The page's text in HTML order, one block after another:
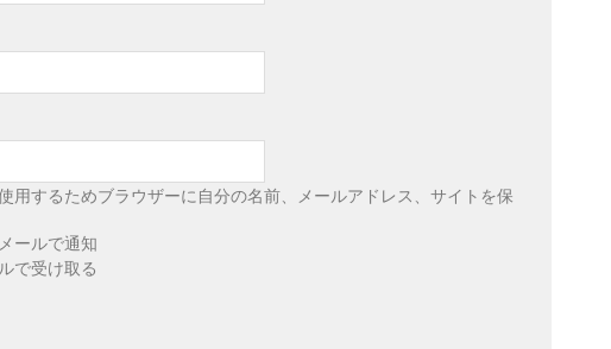
用するためブラウザーに自分の名前、メールアドレス、サイトを保
ールで通知
で受け取る